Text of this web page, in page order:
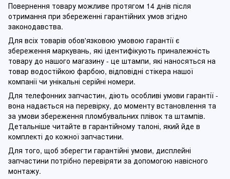
Повернення товару можливе протягом 14 днів після
отримання при збереженні гарантійних умов згідно
законодавства.
Для всіх товарів обов'язковою умовою гарантії є
збереження маркувань, які ідентифікують приналежність
товару до нашого магазину - це штампи, які наносяться на
товар водостійкою фарбою, відповідні стікера нашої
компанії чи унікальні серійні номери.
Для телефонних запчастин, діють особливі умови гарантії -
вона надається на перевірку, до моменту встановлення та
за умови збереження пломбувальних плівок та штампів.
Детальніше читайте в гарантійному талоні, який йде в
комплекті до кожної запчастини.
Для того, щоб зберегти гарантійні умови, дисплейні
запчастини потрібно перевіряти за допомогою навісного
монтажу.